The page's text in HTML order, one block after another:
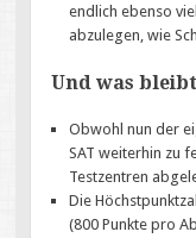
endlich ebenso
abzulegen, wie
Und was
Obwohl nun der
SAT weiterhin zu
Testzentren
Die
(800 Punkte pro